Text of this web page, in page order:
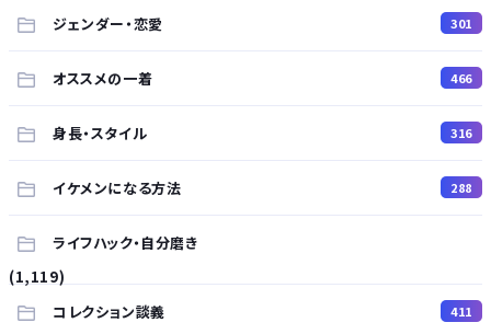
ジェンダー・恋愛
301
オススメの一着 466
身長・スタイル 316
イケメンになる方法 288
ライフハック・自分磨き
(1,119)
コレクション談義
411